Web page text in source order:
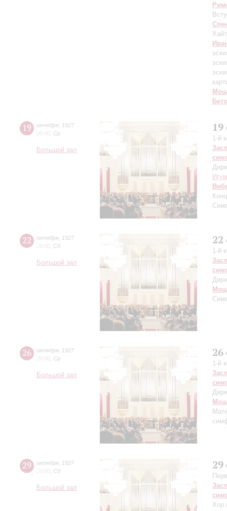
19 октября
1927
20:00 Ср
Большой зал
19
1-й
22 октября
1927
20:00 Сб
Большой зал
22
1-й
26 октября
1927
20:00 Ср
Большой зал
26
1-й
29 октября
1927
20:00 Сб
Большой зал
29
Хор